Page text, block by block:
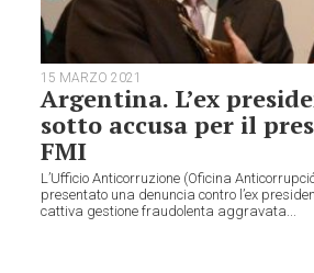
15 MARZO 2021
Argentina. L’ex
sotto accusa per il
FMI
L’Ufficio Anticorruzione (Oficina
presentato una denuncia contro l’ex
cattiva gestione fraudolenta aggravata...